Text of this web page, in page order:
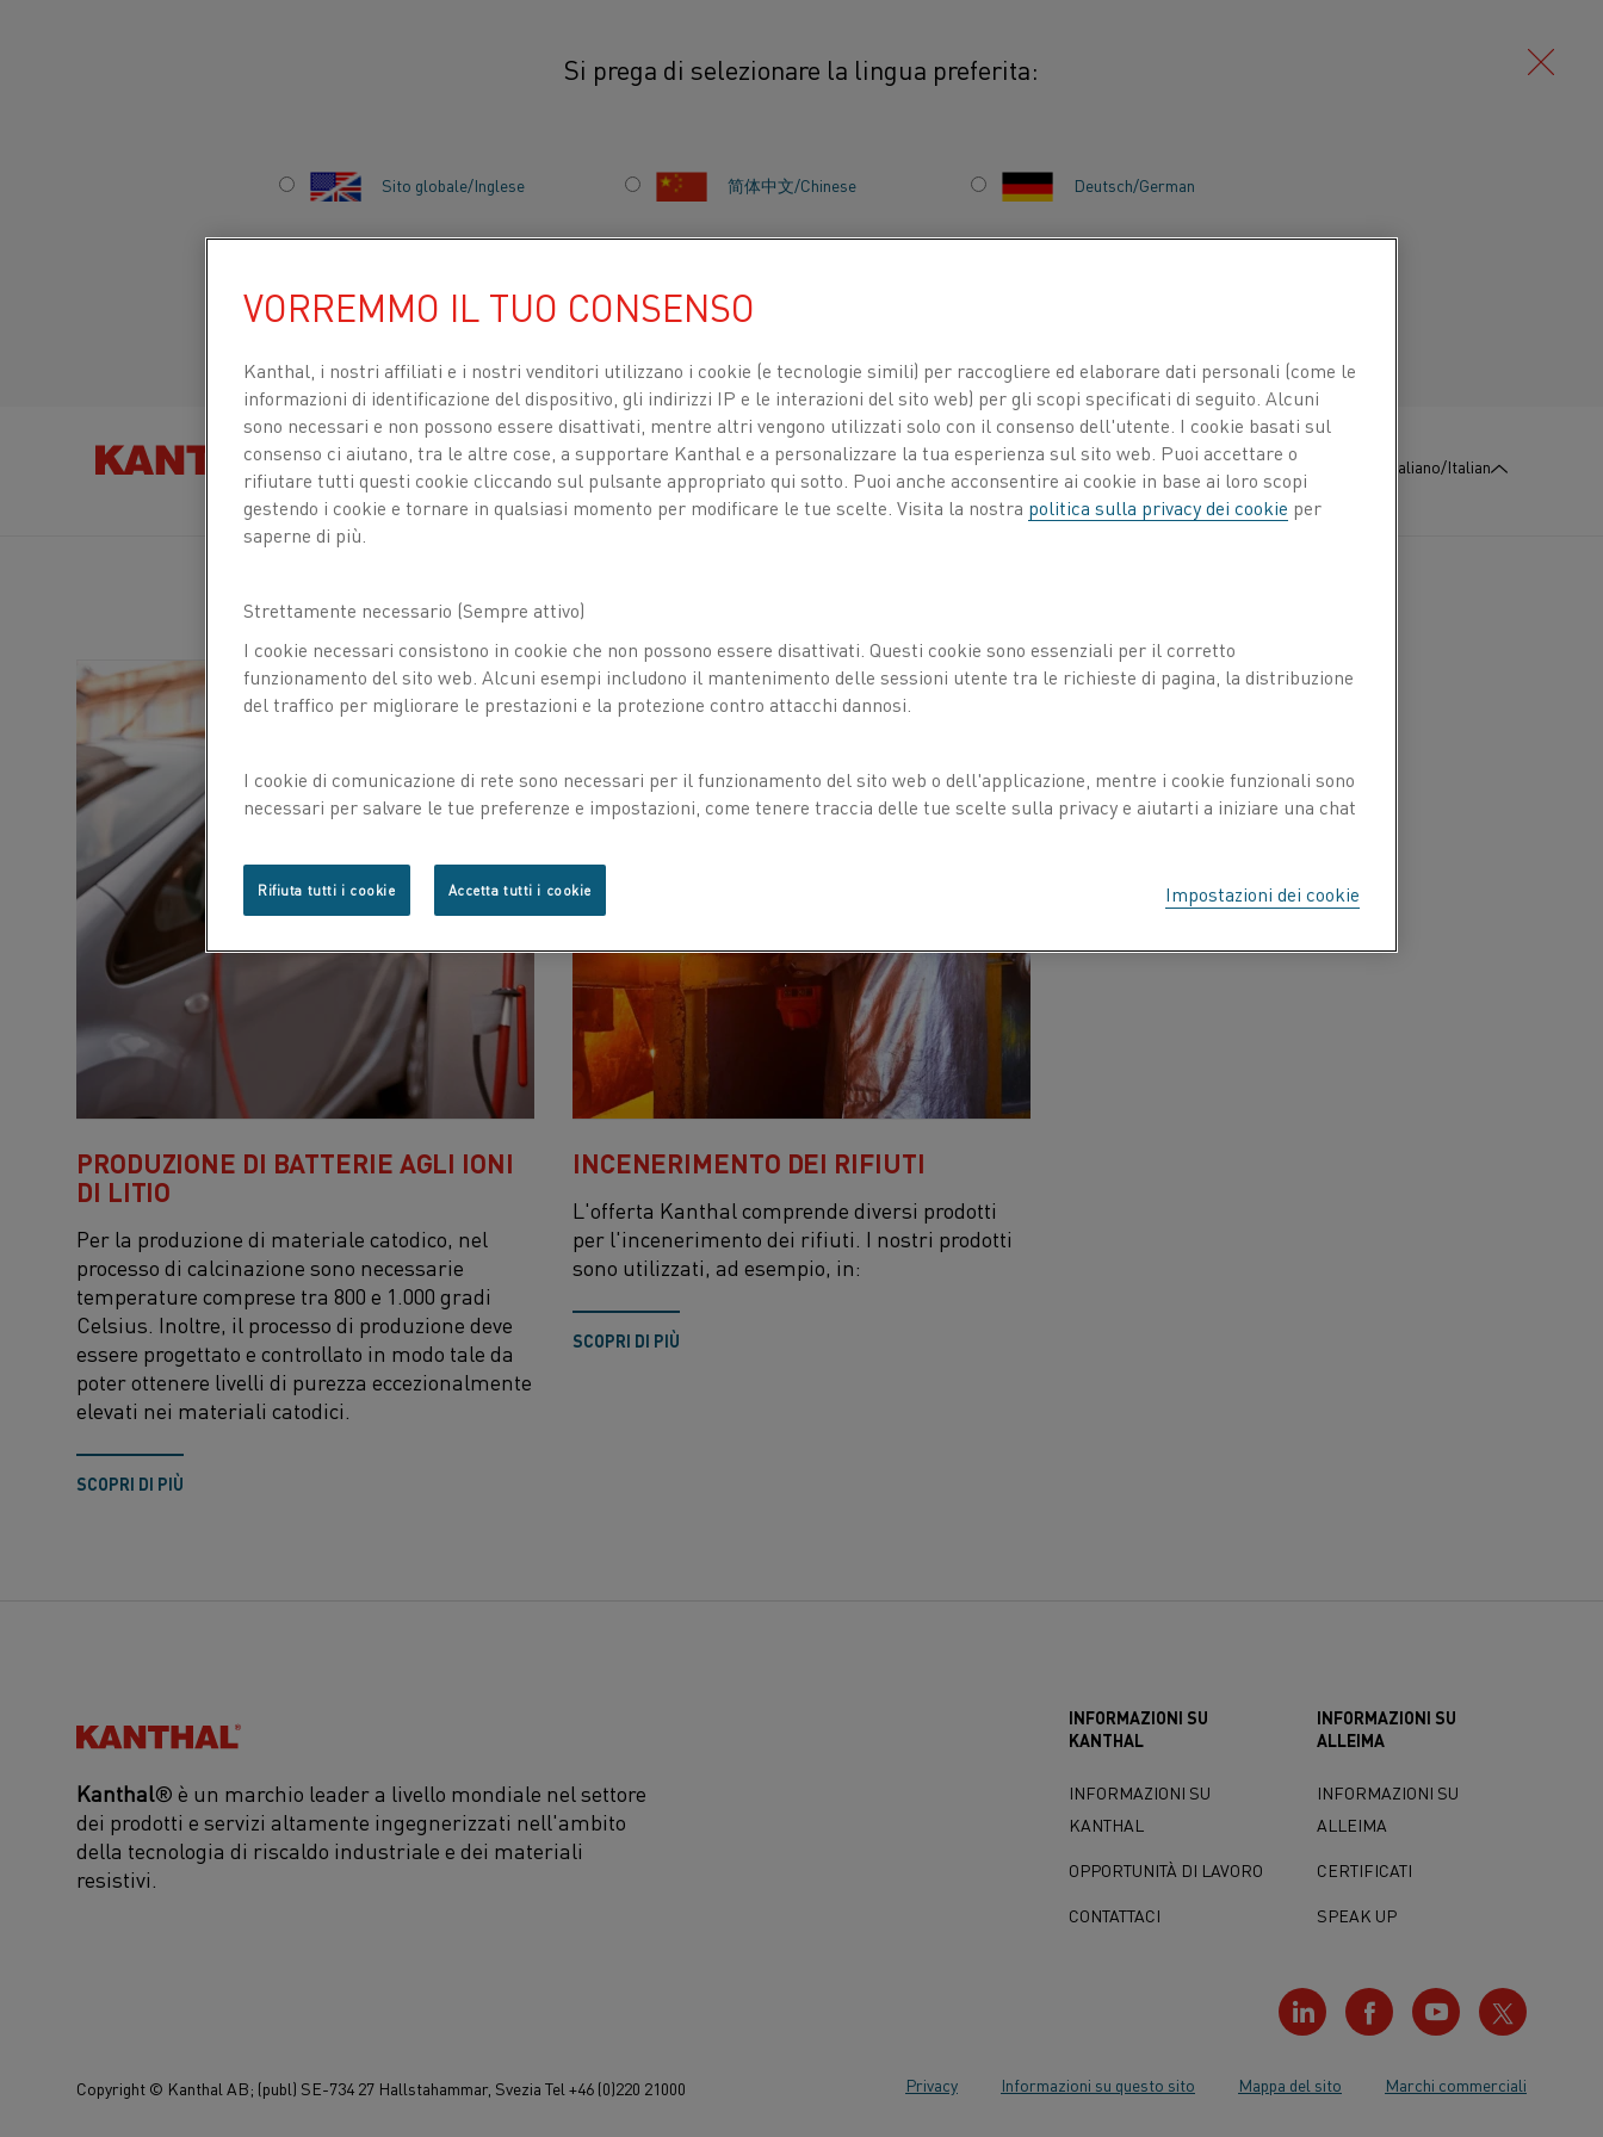
Si prega di selezionare la lingua preferita:
Sito globale/Inglese 简体中文/Chinese Deutsch/German
Español/Spanish Français/French
TROVA PRODOTTI PER CHI SIAMO CENTRO DELLE CONOSCENZE : Contattaci Italiano/Italian
Risparmio energetico e applicazioni sostenibili
RISPARMIO
ENERGETICO E
APPLICAZIONI
SOSTENIBILI
che ci aiutano a costruire un futuro più sostenibile.
PRODUZIONE DI BATTERIE AGLI IONI
DI LITIO
Per la produzione di materiale catodico, nel
processo di calcinazione sono necessarie
temperature comprese tra 800 e 1.000 gradi
Celsius. Inoltre, il processo di produzione deve
essere progettato e controllato in modo tale da
poter ottenere livelli di purezza eccezionalmente
elevati nei materiali catodici.
SCOPRI DI PIÙ
INCENERIMENTO DEI RIFIUTI
L'offerta Kanthal comprende diversi prodotti
per l'incenerimento dei rifiuti. I nostri prodotti
sono utilizzati, ad esempio, in:
SCOPRI DI PIÙ
Kanthal®
Kanthal® è un marchio leader a livello mondiale nel settore
dei prodotti e servizi altamente ingegnerizzati nell'ambito
della tecnologia di riscaldo industriale e dei materiali
resistivi.
INFORMAZIONI SU
KANTHAL
INFORMAZIONI SU
KANTHAL
OPPORTUNITÀ DI LAVORO
CONTATTACI
INFORMAZIONI SU
ALLEIMA
INFORMAZIONI SU
ALLEIMA
CERTIFICATI
SPEAK UP
Privacy Informazioni su questo sito Mappa del sito Marchi commerciali
Copyright © Kanthal AB; (publ) SE-734 27 Hallstahammar, Svezia Tel +46 (0)220 21000
VORREMMO IL TUO CONSENSO
Kanthal, i nostri affiliati e i nostri venditori utilizzano i cookie (e tecnologie simili) per raccogliere ed elaborare dati personali (come le
informazioni di identificazione del dispositivo, gli indirizzi IP e le interazioni del sito web) per gli scopi specificati di seguito. Alcuni
sono necessari e non possono essere disattivati, mentre altri vengono utilizzati solo con il consenso dell'utente. I cookie basati sul
consenso ci aiutano, tra le altre cose, a supportare Kanthal e a personalizzare la tua esperienza sul sito web. Puoi accettare o
rifiutare tutti questi cookie cliccando sul pulsante appropriato qui sotto. Puoi anche acconsentire ai cookie in base ai loro scopi
gestendo i cookie e tornare in qualsiasi momento per modificare le tue scelte. Visita la nostra politica sulla privacy dei cookie per
saperne di più.
Strettamente necessario (Sempre attivo)
I cookie necessari consistono in cookie che non possono essere disattivati. Questi cookie sono essenziali per il corretto
funzionamento del sito web. Alcuni esempi includono il mantenimento delle sessioni utente tra le richieste di pagina, la distribuzione
del traffico per migliorare le prestazioni e la protezione contro attacchi dannosi.
I cookie di comunicazione di rete sono necessari per il funzionamento del sito web o dell'applicazione, mentre i cookie funzionali sono
necessari per salvare le tue preferenze e impostazioni, come tenere traccia delle tue scelte sulla privacy e aiutarti a iniziare una chat
Impostazioni dei cookie
Rifiuta tutti i cookie Accetta tutti i cookie